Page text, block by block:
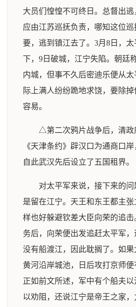
大员们惶惶不可终日。总督出
应由江苏巡抚负责，哪知这位
要，逃到镇江去了。3月8日，
下，9日破城，江宁失陷。朝廷
内城，但事不久后密迪乐便从
际上满人纷纷跪地求饶，要除
容易。
△第二次鸦片战争后，清政
《天津条约》辟汉口为通商口岸
自此武汉先后设立了五国租界。
对太平军来说，接下来的
是留在江宁。天王和东王都主
样也好躲避钦差大臣向荣的追
务后，向荣便出发追赶太平军
没有船渡江，因此耽搁了。如
黄河沿岸城池，日后攻打京师
正如前文所述，军中有个船夫
以劝阻，还说江宁是帝王之家